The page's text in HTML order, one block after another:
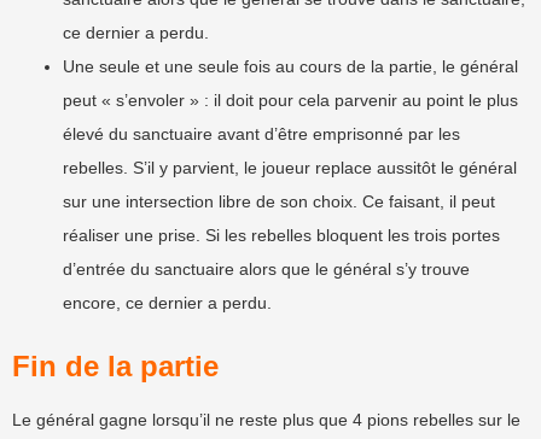
ce dernier a perdu.
Une seule et une seule fois au cours de la partie, le général
peut « s’envoler » : il doit pour cela parvenir au point le plus
élevé du sanctuaire avant d’être emprisonné par les
rebelles. S’il y parvient, le joueur replace aussitôt le général
sur une intersection libre de son choix. Ce faisant, il peut
réaliser une prise. Si les rebelles bloquent les trois portes
d’entrée du sanctuaire alors que le général s’y trouve
encore, ce dernier a perdu.
Fin de la partie
Le général gagne lorsqu’il ne reste plus que 4 pions rebelles sur le